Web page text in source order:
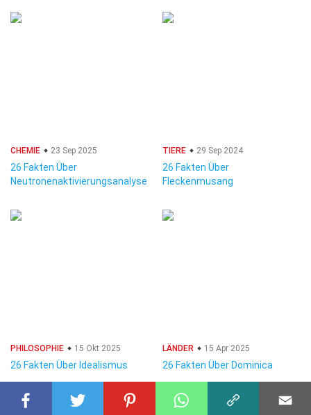
CHEMIE 23 Sep 2025
26 Fakten Über
Neutronenaktivierungsanalyse
TIERE 29 Sep 2024
26 Fakten Über
Fleckenmusang
PHILOSOPHIE 15 Okt 2025
26 Fakten Über Idealismus
LÄNDER 15 Apr 2025
26 Fakten Über Dominica